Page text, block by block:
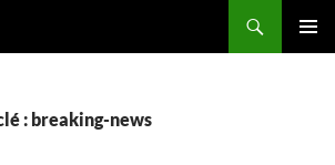
: breaking-news